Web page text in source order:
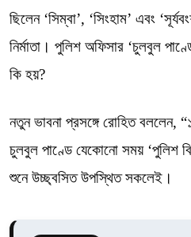
ছিলেন ‘সিম্বা’, ‘সিংহাম’ এবং
নির্মাতা। পুলিশ অফিসার ‘চুলবুল
কি হয়?
নতুন ভাবনা প্রসঙ্গে রোহিত বললেন,
চুলবুল পাণ্ডে যেকোনো সময় ‘পুলিশ
শুনে উচ্ছ্বসিত উপস্থিত সকলেই।